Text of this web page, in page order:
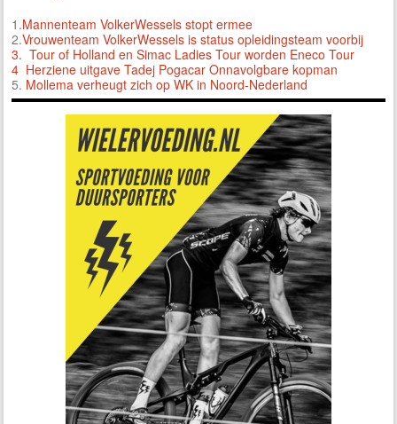
1.Mannenteam VolkerWessels stopt ermee
2.Vrouwenteam VolkerWessels is status opleidingsteam voorbij
3. Tour of Holland en Simac Ladies Tour worden Eneco Tour
4 Herziene uitgave Tadej Pogacar Onnavolgbare kopman
5. Mollema verheugt zich op WK in Noord-Nederland